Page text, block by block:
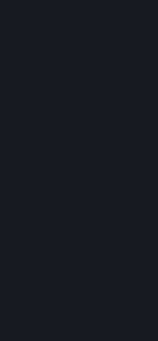
gekozen om terugbetalingen
koopt. Anders zijn aankopen in
Terugbetalingen voor titels die
Als je een titel op Steam vóór
geldt de limiet van maximaal
recht meer hebt op een
maar de bedenktijd van 14
koopt, telt
mee voor de limiet van 2 uur.
koopt die je niet voor de
je op ieder gewenst moment
aanvragen. De standaard
speeltijdlimiet (2 uur) beginnen
Terugbetalingen van saldo in de
Je kunt een terugbetaling van
aanvragen binnen veertien
is gekocht en je er niets van